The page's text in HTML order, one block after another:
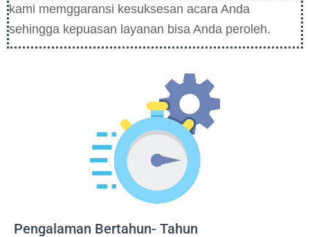
kami memggaransi kesuksesan acara Anda
sehingga kepuasan layanan bisa Anda peroleh.
Pengalaman Bertahun- Tahun